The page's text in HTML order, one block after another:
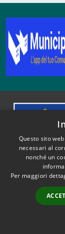
Questo sito
necessari al
nonché un
Per maggiori